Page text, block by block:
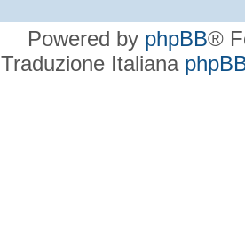
Powered by phpBB®
Traduzione Italiana